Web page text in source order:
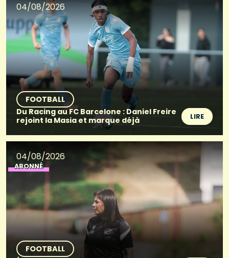
04/08/2026
FOOTBALL
Du Racing au FC Barcelone : Daniel Freire
rejoint la Masia et marque déjà
LIRE
04/08/2026
ABONNÉ
FOOTBALL